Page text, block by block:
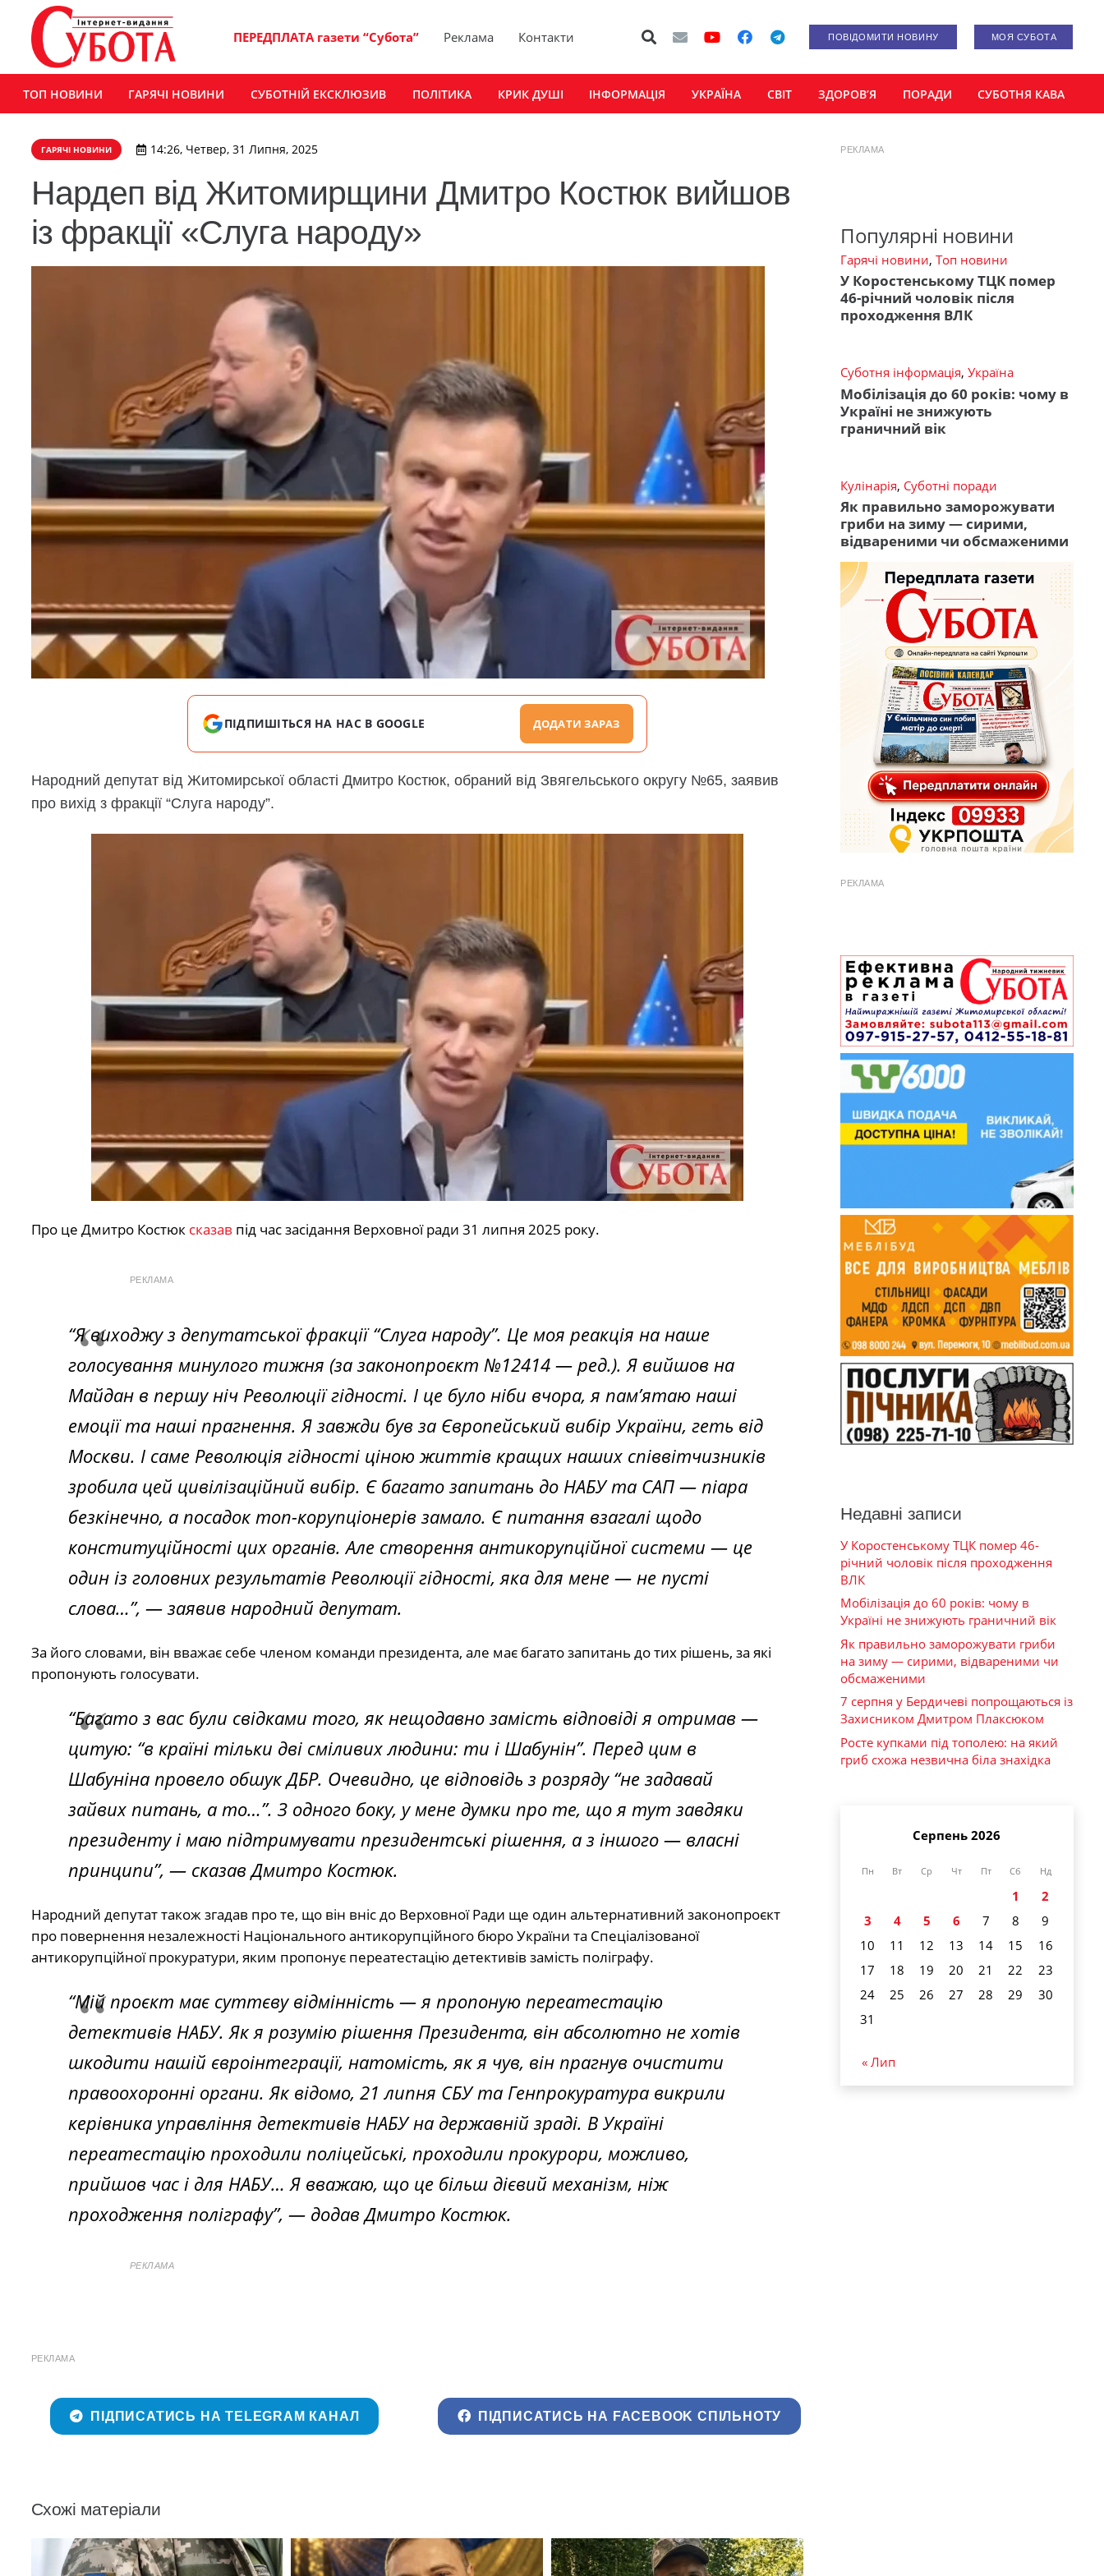
ПЕРЕДПЛАТА газети “Субота” Реклама Контакти ПОВІДОМИТИ НОВИНУ МОЯ СУБОТА
ТОП НОВИНИ ГАРЯЧІ НОВИНИ СУБОТНІЙ ЕКСКЛЮЗИВ ПОЛІТИКА КРИК ДУШІ ІНФОРМАЦІЯ УКРАЇНА СВІТ ЗДОРОВ’Я ПОРАДИ СУБОТНЯ КАВА
ГАРЯЧІ НОВИНИ 14:26, Четвер, 31 Липня, 2025
Нардеп від Житомирщини Дмитро Костюк вийшов
із фракції «Слуга народу»
ПІДПИШІТЬСЯ НА НАС В GOOGLE ДОДАТИ ЗАРАЗ
Народний депутат від Житомирської області Дмитро Костюк, обраний від Звягельського округу №65, заявив
про вихід з фракції “Слуга народу”.
Про це Дмитро Костюк сказав під час засідання Верховної ради 31 липня 2025 року.
РЕКЛАМА
“Я виходжу з депутатської фракції “Слуга народу”. Це моя реакція на наше
голосування минулого тижня (за законопроєкт №12414 — ред.). Я вийшов на
Майдан в першу ніч Революції гідності. І це було ніби вчора, я пам’ятаю наші
емоції та наші прагнення. Я завжди був за Європейський вибір України, геть від
Москви. І саме Революція гідності ціною життів кращих наших співвітчизників
зробила цей цивілізаційний вибір. Є багато запитань до НАБУ та САП — піара
безкінечно, а посадок топ-корупціонерів замало. Є питання взагалі щодо
конституційності цих органів. Але створення антикорупційної системи — це
один із головних результатів Революції гідності, яка для мене — не пусті
слова…”, — заявив народний депутат.
За його словами, він вважає себе членом команди президента, але має багато запитань до тих рішень, за які
пропонують голосувати.
“Багато з вас були свідками того, як нещодавно замість відповіді я отримав —
цитую: “в країні тільки дві сміливих людини: ти і Шабунін”. Перед цим в
Шабуніна провело обшук ДБР. Очевидно, це відповідь з розряду “не задавай
зайвих питань, а то…”. З одного боку, у мене думки про те, що я тут завдяки
президенту і маю підтримувати президентські рішення, а з іншого — власні
принципи”, — сказав Дмитро Костюк.
Народний депутат також згадав про те, що він вніс до Верховної Ради ще один альтернативний законопроєкт
про повернення незалежності Національного антикорупційного бюро України та Спеціалізованої
антикорупційної прокуратури, яким пропонує переатестацію детективів замість поліграфу.
“Мій проєкт має суттєву відмінність — я пропоную переатестацію
детективів НАБУ. Як я розумію рішення Президента, він абсолютно не хотів
шкодити нашій євроінтеграції, натомість, як я чув, він прагнув очистити
правоохоронні органи. Як відомо, 21 липня СБУ та Генпрокуратура викрили
керівника управління детективів НАБУ на державній зраді. В Україні
переатестацію проходили поліцейські, проходили прокурори, можливо,
прийшов час і для НАБУ… Я вважаю, що це більш дієвий механізм, ніж
проходження поліграфу”, — додав Дмитро Костюк.
РЕКЛАМА
РЕКЛАМА
ПІДПИСАТИСЬ НА TELEGRAM КАНАЛ ПІДПИСАТИСЬ НА FACEBOOK СПІЛЬНОТУ
Схожі матеріали
РЕКЛАМА
Популярні новини
Гарячі новини, Топ новини
У Коростенському ТЦК помер
46-річний чоловік після
проходження ВЛК
Суботня інформація, Україна
Мобілізація до 60 років: чому в
Україні не знижують
граничний вік
Кулінарія, Суботні поради
Як правильно заморожувати
гриби на зиму — сирими,
відвареними чи обсмаженими
РЕКЛАМА
Недавні записи
У Коростенському ТЦК помер 46-
річний чоловік після проходження
ВЛК
Мобілізація до 60 років: чому в
Україні не знижують граничний вік
Як правильно заморожувати гриби
на зиму — сирими, відвареними чи
обсмаженими
7 серпня у Бердичеві попрощаються із
Захисником Дмитром Плаксюком
Росте купками під тополею: на який
гриб схожа незвична біла знахідка
Серпень 2026
Пн Вт Ср Чт Пт Сб Нд
1
2
3
4 5 6 7 8
9
10
11 12 13 14 15
16
17
18 19 20 21 22
23
24
25 26 27 28 29
30
31
« Лип